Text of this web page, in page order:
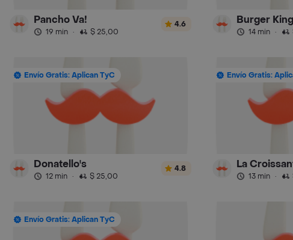
Pancho Va!
19 min · $ 25,00
4.6 Burger King
14 min ·
Envío Gratis: Aplican TyC
Donatello's
12 min · $ 25,00
4.8
Envío Gratis:
La
13 min ·
Envío Gratis: Aplican TyC